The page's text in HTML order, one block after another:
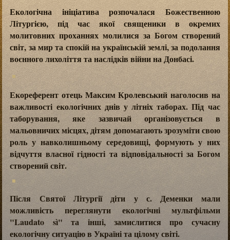
Екологічна ініціатива розпочалася Божественною
Літургією, під час якої священики в окремих
молитовних проханнях молилися за Богом створений
світ, за мир та спокій на українській землі, за подолання
воєнного лихоліття та наслідків війни на Донбасі.
Екореферент отець Максим Кролевський наголосив на
важливості екологічних днів у літніх таборах. Під час
таборування, яке зазвичай організовується в
мальовничих місцях, дітям допомагають зрозуміти свою
роль у навколишньому середовищі, формують у них
відчуття власної гідності та відповідальності за Богом
створений світ.
Після Святої Літургії діти у с. Деменки мали
можливість переглянути екологічні мультфільми
"Laudato sì" та інші, замислитися про сучасну
екологічну ситуацію в Україні та цілому світі.